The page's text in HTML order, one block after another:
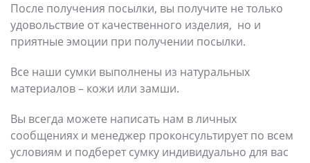
После получения посылки, вы получите не только
удовольствие от качественного изделия, но и
приятные эмоции при получении посылки.
Все наши сумки выполнены из натуральных
материалов – кожи или замши.
Вы всегда можете написать нам в личных
сообщениях и менеджер проконсультирует по всем
условиям и подберет сумку индивидуально для вас